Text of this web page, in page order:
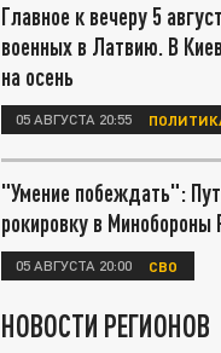
Главное к вечеру 5
военных в Латвию. В
на осень
05 АВГУСТА 20:55
"Умение побеждать":
рокировку в Минобороны
05 АВГУСТА 20:00 СВО
НОВОСТИ РЕГИОНОВ